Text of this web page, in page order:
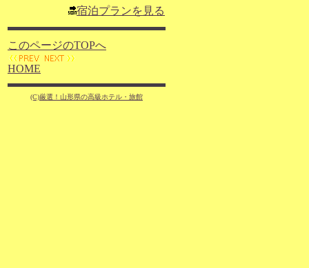
宿泊プランを見る
このページのTOPへ
HOME
(C)厳選！山形県の高級ホテル・旅館